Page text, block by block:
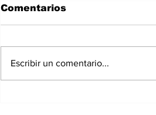
Comentarios
Escribir un comentario...